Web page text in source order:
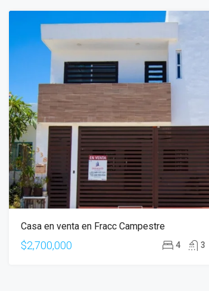
Casa en venta en Fracc Campestre
$2,700,000 4 3